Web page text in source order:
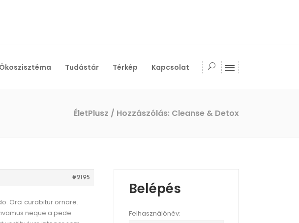
Ökoszisztéma Tudástár Térkép Kapcsolat
ÉletPlusz / Hozzászólás: Cleanse & Detox
#2195
Orci curabitur ornare.
neque a pede
Belépés
Felhasználónév: